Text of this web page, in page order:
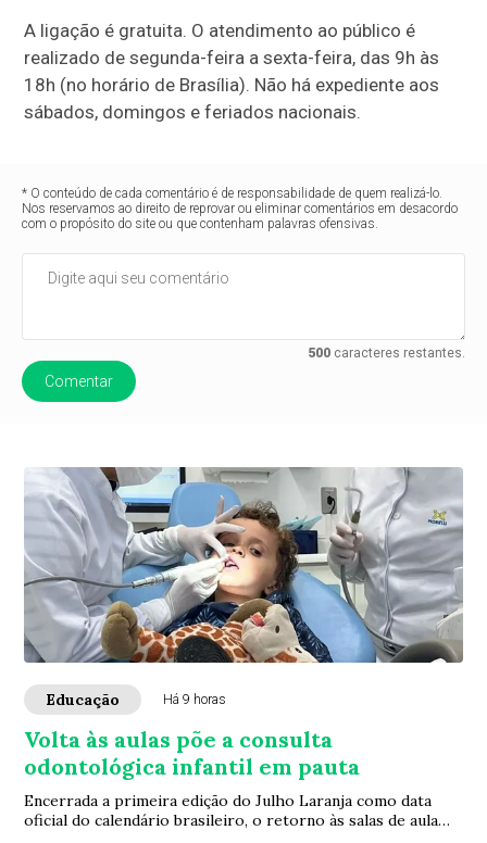
A ligação é gratuita. O atendimento ao público é
realizado de segunda-feira a sexta-feira, das 9h às
18h (no horário de Brasília). Não há expediente aos
sábados, domingos e feriados nacionais.
* O conteúdo de cada comentário é de responsabilidade de quem realizá-lo.
Nos reservamos ao direito de reprovar ou eliminar comentários em desacordo
com o propósito do site ou que contenham palavras ofensivas.
500caracteres restantes.
Comentar
Educação Há 9 horas
Volta às aulas põe a consulta
odontológica infantil em pauta
Encerrada a primeira edição do Julho Laranja como data
oficial do calendário brasileiro, o retorno às salas de aula